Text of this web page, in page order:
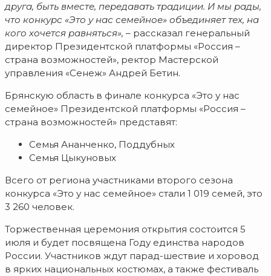
друга, быть вместе, передавать традиции. И мы рады,
что конкурс «Это у нас семейное» объединяет тех, на
кого хочется равняться», – рассказал генеральный
директор Президентской платформы «Россия –
страна возможностей», ректор Мастерской
управления «Сенеж» Андрей Бетин.
Брянскую область в финале конкурса «Это у нас
семейное» Президентской платформы «Россия –
страна возможностей» представят:
Семья Ананченко, Поддубных
Семья Цыкуновых
Всего от региона участниками второго сезона
конкурса «Это у нас семейное» стали 1 019 семей, это
3 260 человек.
Торжественная церемония открытия состоится 5
июля и будет посвящена Году единства народов
России. Участников ждут парад-шествие и хоровод
в ярких национальных костюмах, а также фестиваль